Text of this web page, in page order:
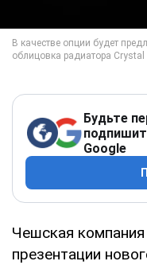
Будьте
Google
Чешская компания
презентации